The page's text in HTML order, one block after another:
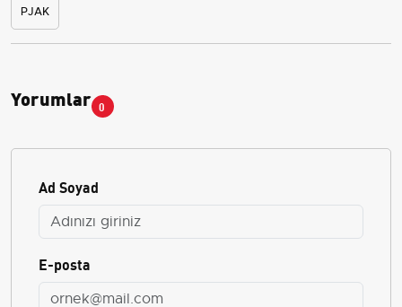
PJAK
Yorumlar 0
Ad Soyad
E-posta